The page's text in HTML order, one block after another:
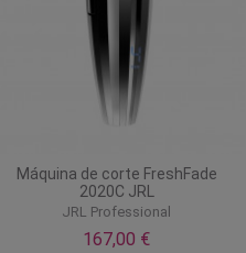
Máquina de corte FreshFade
2020C JRL
JRL Professional
167,00 €